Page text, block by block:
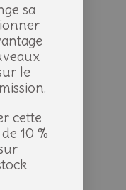
sa
le
cette
10 %